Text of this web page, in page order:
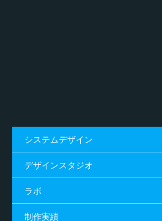
システムデザイン
デザインスタジオ
ラボ
制作実績